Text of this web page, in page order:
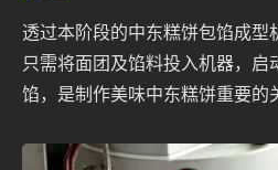
透过本阶段的中东糕饼包馅成型
只需将面团及馅料投入机器，启
馅，是制作美味中东糕饼重要的